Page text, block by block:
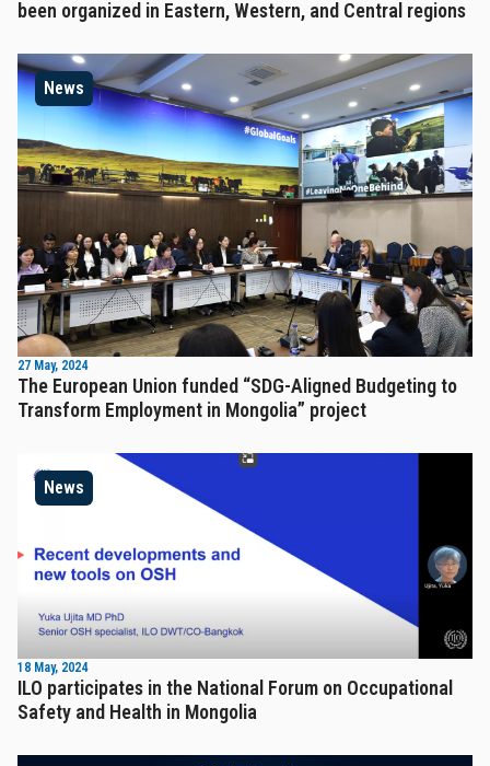
been organized in Eastern, Western, and Central regions
News
27 May, 2024
The European Union funded “SDG-Aligned Budgeting to
Transform Employment in Mongolia” project
News
18 May, 2024
ILO participates in the National Forum on Occupational
Safety and Health in Mongolia